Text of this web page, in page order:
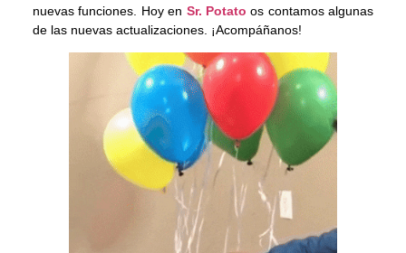
nuevas funciones. Hoy en Sr. Potato os contamos algunas
de las nuevas actualizaciones. ¡Acompáñanos!